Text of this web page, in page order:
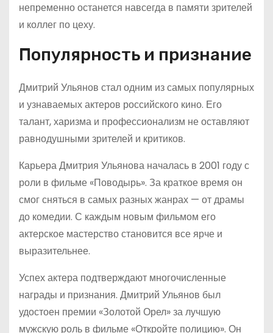
непременно останется навсегда в памяти зрителей
и коллег по цеху.
Популярность и признание
Дмитрий Ульянов стал одним из самых популярных
и узнаваемых актеров российского кино. Его
талант, харизма и профессионализм не оставляют
равнодушными зрителей и критиков.
Карьера Дмитрия Ульянова началась в 2001 году с
роли в фильме «Поводырь». За краткое время он
смог сняться в самых разных жанрах — от драмы
до комедии. С каждым новым фильмом его
актерское мастерство становится все ярче и
выразительнее.
Успех актера подтверждают многочисленные
награды и признания. Дмитрий Ульянов был
удостоен премии «Золотой Орел» за лучшую
мужскую роль в фильме «Откройте полицию». Он